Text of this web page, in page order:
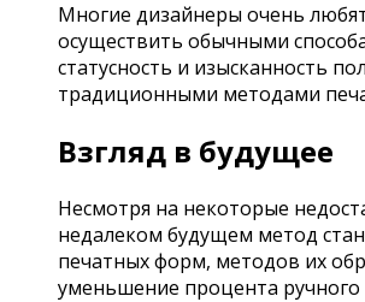
Многие дизайнеры очень
осуществить обычными
статусность и изысканность
традиционными методами
Взгляд в будущее
Несмотря на некоторые
недалеком будущем метод
печатных форм, методов их
уменьшение процента